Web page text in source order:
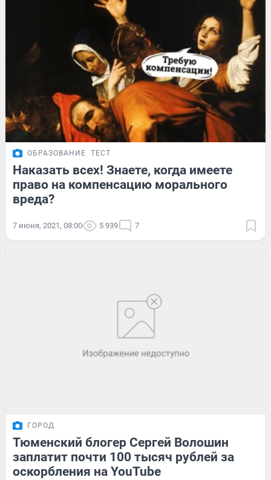
ОБРАЗОВАНИЕ ТЕСТ
Наказать всех! Знаете, когда имеете
право на компенсацию морального
вреда?
7 июня, 2021, 08:00 5 939 7
ГОРОД
Тюменский блогер Сергей Волошин
заплатит почти 100 тысяч рублей за
оскорбления на YouTube